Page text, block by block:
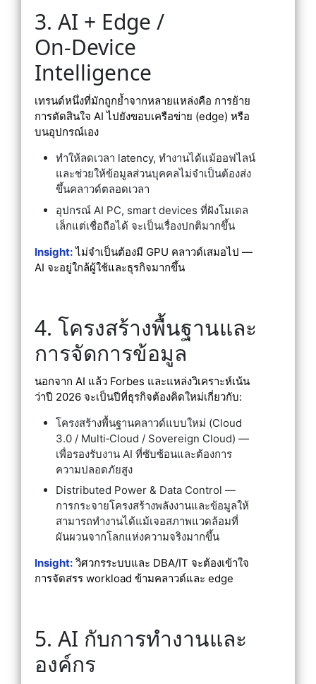
3. AI + Edge /
On‑Device
Intelligence
เทรนด์หนึ่งที่มักถูกย้ำจากหลายแหล่งคือ การย้าย
การตัดสินใจ AI ไปยังขอบเครือข่าย (edge) หรือ
บนอุปกรณ์เอง
ทำให้ลดเวลา latency, ทำงานได้แม้ออฟไลน์
และช่วยให้ข้อมูลส่วนบุคคลไม่จำเป็นต้องส่ง
ขึ้นคลาวด์ตลอดเวลา
อุปกรณ์ AI PC, smart devices ที่ฝังโมเดล
เล็กแต่เชื่อถือได้ จะเป็นเรื่องปกติมากขึ้น
Insight:ไม่จำเป็นต้องมี GPU คลาวด์เสมอไป —
AI จะอยู่ใกล้ผู้ใช้และธุรกิจมากขึ้น
4. โครงสร้างพื้นฐานและ
การจัดการข้อมูล
นอกจาก AI แล้ว Forbes และแหล่งวิเคราะห์เน้น
ว่าปี 2026 จะเป็นปีที่ธุรกิจต้องคิดใหม่เกี่ยวกับ:
โครงสร้างพื้นฐานคลาวด์แบบใหม่ (Cloud
3.0 / Multi‑Cloud / Sovereign Cloud) —
เพื่อรองรับงาน AI ที่ซับซ้อนและต้องการ
ความปลอดภัยสูง
Distributed Power & Data Control —
การกระจายโครงสร้างพลังงานและข้อมูลให้
สามารถทำงานได้แม้เจอสภาพแวดล้อมที่
ผันผวนจากโลกแห่งความจริงมากขึ้น
Insight: วิศวกรระบบและ DBA/IT จะต้องเข้าใจ
การจัดสรร workload ข้ามคลาวด์และ edge
5. AI กับการทำงานและ
องค์กร